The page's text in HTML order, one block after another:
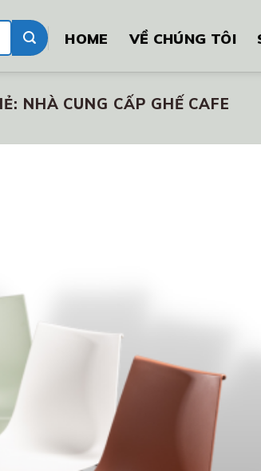
HOME VỀ CHÚNG TÔI
NHÀ CUNG CẤP GHẾ CAFE